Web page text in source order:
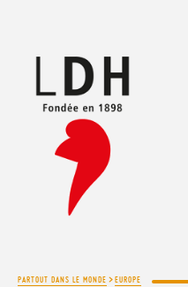
PARTOUT DANS LE MONDE >EUROPE